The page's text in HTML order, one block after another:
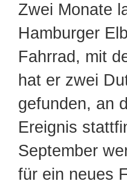
Zwei Monate
Hamburger
Fahrrad, mit
hat er zwei
gefunden, an
Ereignis
September
für ein neues